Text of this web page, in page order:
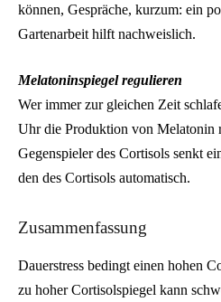
können, Gespräche, kurzum: ein
Gartenarbeit hilft nachweislich.
Melatoninspiegel regulieren
Wer immer zur gleichen Zeit
Uhr die Produktion von Melatonin
Gegenspieler des Cortisols senkt
den des Cortisols automatisch.
Zusammenfassung
Dauerstress bedingt einen hohen
zu hoher Cortisolspiegel kann